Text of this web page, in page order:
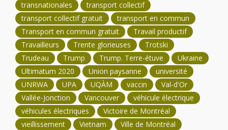
transnationales
transport collectif
transport collectif gratuit
transport en commun
Transport en commun gratuit
Travail productif
Travailleurs
Trente glorieuses
Trotski
Trudeau
Trump Trump. Terre-étuve
Ukraine
Ultimatum 2020
Union paysanne
université
UNRWA
UPA UQÀM vaccin
Val-d'Or
Vallée-Jonction
Vancouver
véhicule électrique
véhicules électriques
Victoire de Montréal
vieillissement
Vietnam
Ville de Montréal